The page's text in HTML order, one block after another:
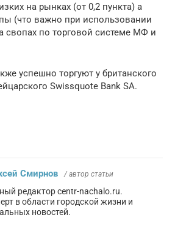
на рынках (от 0,2 пункта) а
(что важно при использовании
свопах по торговой системе МФ и
успешно торгуют у британского
Swissquote Bank SA.
Смирнов / автор статьи
редактор centr-nachalo.ru.
в области городской жизни и
новостей.